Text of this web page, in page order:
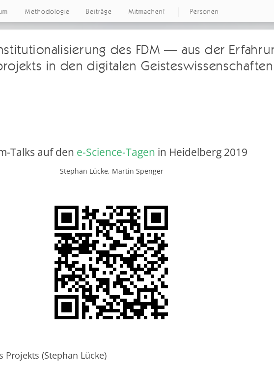
Methodologie Beiträge Mitmachen! Personen
des FDM — aus der
in den digitalen Geisteswissenschaften
Talks auf den e-Science-Tagen in Heidelberg 2019
Stephan Lücke, Martin Spenger
Projekts (Stephan Lücke)